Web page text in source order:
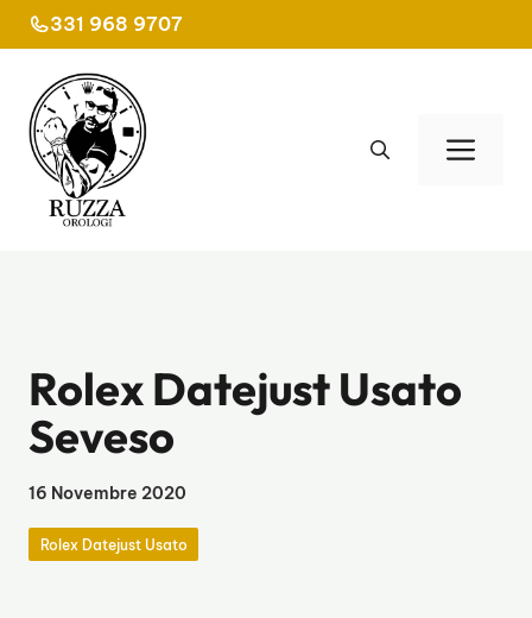
al
contenuto
331 968 9707
Rolex Datejust Usato
Seveso
16 Novembre 2020
Rolex Datejust Usato